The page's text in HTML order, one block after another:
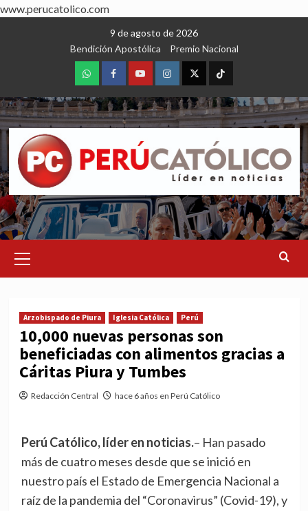
www.perucatolico.com
9 de agosto de 2026
Bendición Apostólica
Premio Nacional
WhatsAppFacebookYoutubeInstagram
X TikTok
Menu
Arzobispado de Piura Iglesia Católica Perú
10,000 nuevas personas son
beneficiadas con alimentos gracias a
Cáritas Piura y Tumbes
Redacción Central hace 6 años en Perú Católico
Perú Católico, líder en noticias.– Han pasado
más de cuatro meses desde que se inició en
nuestro país el Estado de Emergencia Nacional a
raíz de la pandemia del “Coronavirus” (Covid-19), y